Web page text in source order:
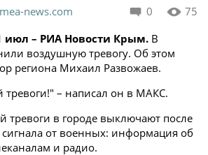
0 75
news.com
– РИА Новости Крым. В
воздушную тревогу. Об этом
региона Михаил Развожаев.
– написал он в МАКС.
тревоги в городе выключают после
сигнала от военных: информация об
и радио.